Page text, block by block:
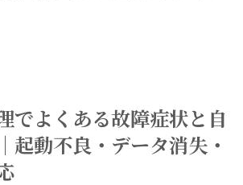
でよくある故障症状と自
起動不良・データ消失・